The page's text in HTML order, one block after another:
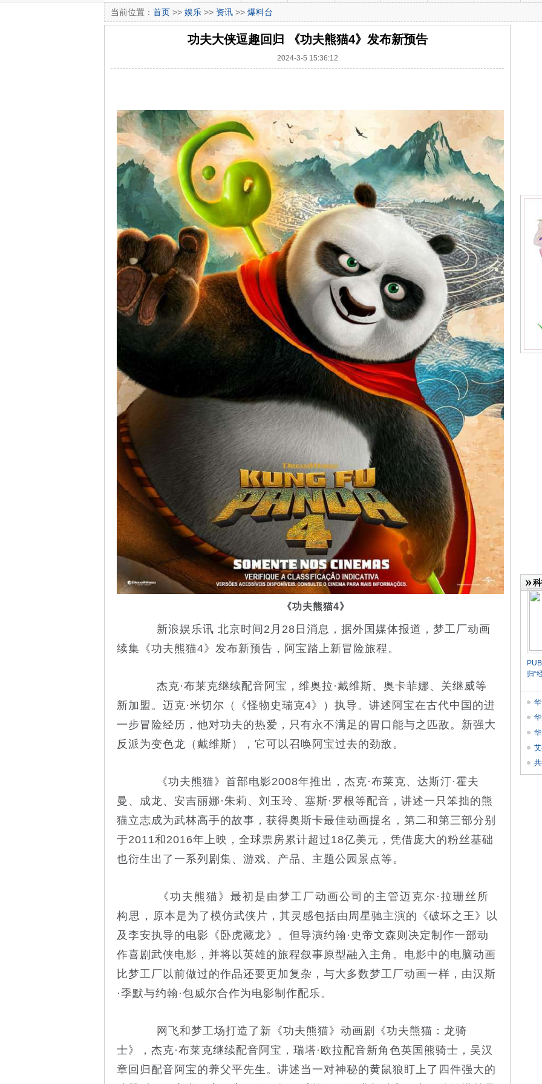
当前位置： 首页 >> 娱乐 >> 资讯 >> 爆料台
功夫大侠逗趣回归 《功夫熊猫4》发布新预告
2024-3-5 15:36:12
《功夫熊猫4》
新浪娱乐讯 北京时间2月28日消息，据外国媒体报道，梦工厂动画
续集《功夫熊猫4》发布新预告，阿宝踏上新冒险旅程。
杰克·布莱克继续配音阿宝，维奥拉·戴维斯、奥卡菲娜、关继威等
新加盟。迈克·米切尔（《怪物史瑞克4》）执导。讲述阿宝在古代中国的进
一步冒险经历，他对功夫的热爱，只有永不满足的胃口能与之匹敌。新强大
反派为变色龙（戴维斯），它可以召唤阿宝过去的劲敌。
《功夫熊猫》首部电影2008年推出，杰克·布莱克、达斯汀·霍夫
曼、成龙、安吉丽娜·朱莉、刘玉玲、塞斯·罗根等配音，讲述一只笨拙的熊
猫立志成为武林高手的故事，获得奥斯卡最佳动画提名，第二和第三部分别
于2011和2016年上映，全球票房累计超过18亿美元，凭借庞大的粉丝基础
也衍生出了一系列剧集、游戏、产品、主题公园景点等。
《功夫熊猫》最初是由梦工厂动画公司的主管迈克尔·拉珊丝所
构思，原本是为了模仿武侠片，其灵感包括由周星驰主演的《破坏之王》以
及李安执导的电影《卧虎藏龙》。但导演约翰·史帝文森则决定制作一部动
作喜剧武侠电影，并将以英雄的旅程叙事原型融入主角。电影中的电脑动画
比梦工厂以前做过的作品还要更加复杂，与大多数梦工厂动画一样，由汉斯
·季默与约翰·包威尔合作为电影制作配乐。
网飞和梦工场打造了新《功夫熊猫》动画剧《功夫熊猫：龙骑
士》，杰克·布莱克继续配音阿宝，瑞塔·欧拉配音新角色英国熊骑士，吴汉
章回归配音阿宝的养父平先生。讲述当一对神秘的黄鼠狼盯上了四件强大的
归“
业
书》